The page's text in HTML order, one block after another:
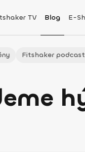
TV Blog E-
Fitshaker